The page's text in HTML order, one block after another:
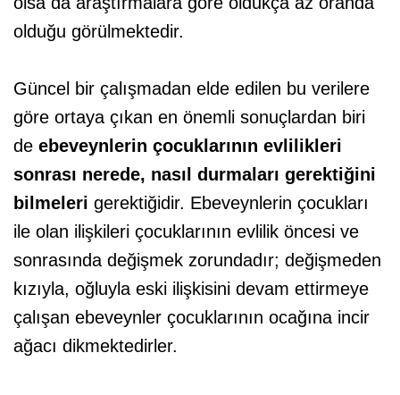
olduğu görülmektedir.
Güncel bir çalışmadan elde edilen bu verilere
göre ortaya çıkan en önemli sonuçlardan biri
de ebeveynlerin çocuklarının evlilikleri
sonrası nerede, nasıl durmaları gerektiğini
bilmeleri gerektiğidir. Ebeveynlerin çocukları
ile olan ilişkileri çocuklarının evlilik öncesi ve
sonrasında değişmek zorundadır; değişmeden
kızıyla, oğluyla eski ilişkisini devam ettirmeye
çalışan ebeveynler çocuklarının ocağına incir
ağacı dikmektedirler.